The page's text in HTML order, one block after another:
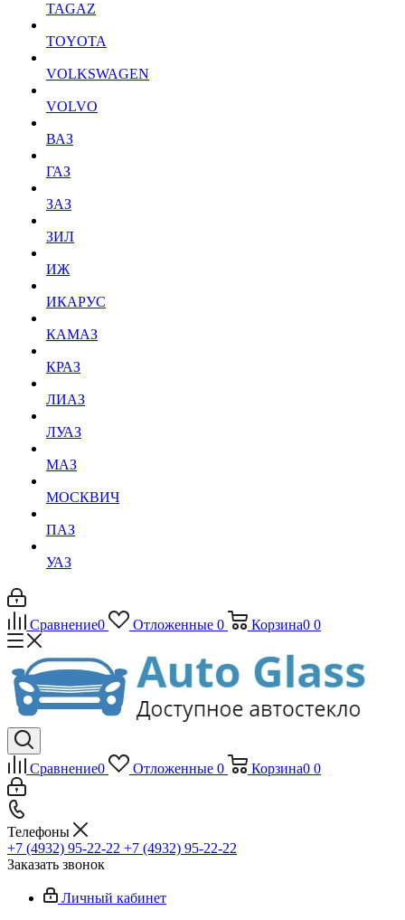
TAGAZ
TOYOTA
VOLKSWAGEN
VOLVO
ВАЗ
ГАЗ
ЗАЗ
ЗИЛ
ИЖ
ИКАРУС
КАМАЗ
КРАЗ
ЛИАЗ
ЛУАЗ
МАЗ
МОСКВИЧ
ПАЗ
УАЗ
Сравнение0 Отложенные 0 Корзина0 0
Сравнение0 Отложенные 0 Корзина0 0
Телефоны
+7 (4932) 95-22-22 +7 (4932) 95-22-22
Заказать звонок
Личный кабинет